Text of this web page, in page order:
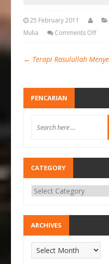
25 February 2011
Mulia
Comments Off
← Terapi Rasulullah
PENCARIAN
CATEGORY
ARCHIVES